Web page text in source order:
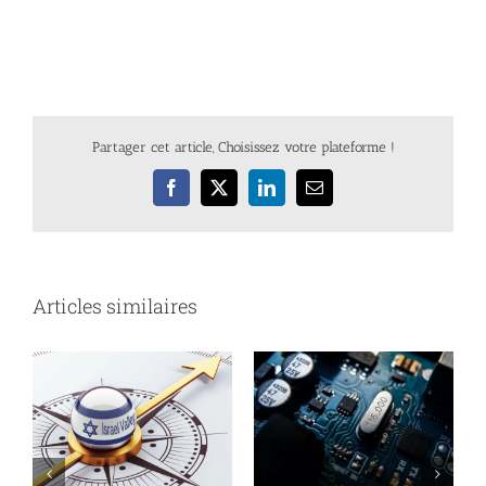
Partager cet article, Choisissez votre plateforme !
Facebook
X LinkedInEmail
Articles similaires